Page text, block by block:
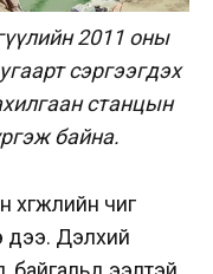
2011 оны
сэргээгдэх
станцын
байна.
чиг
дээ. Дэлхий